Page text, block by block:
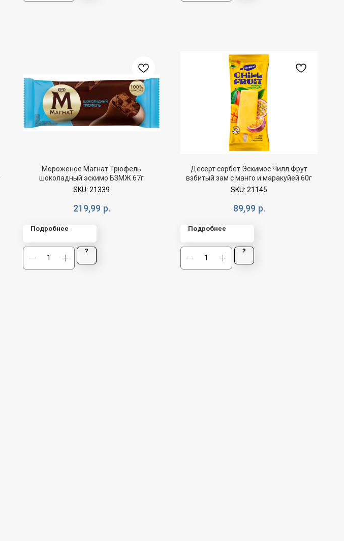
Мороженое Магнат Трюфель
шоколадный эскимо БЗМЖ 67г
SKU: 21339
219,99 р.
Подробнее
?
Десерт сорбет Эскимос Чилл Фрут
взбитый зам с манго и маракуйей 60г
SKU: 21145
89,99 р.
Подробнее
?